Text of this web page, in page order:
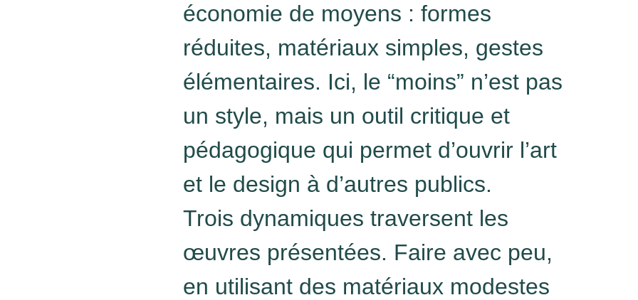
économie de moyens : formes
réduites, matériaux simples, gestes
élémentaires. Ici, le “moins” n’est pas
un style, mais un outil critique et
pédagogique qui permet d’ouvrir l’art
et le design à d’autres publics.
Trois dynamiques traversent les
œuvres présentées. Faire avec peu,
en utilisant des matériaux modestes